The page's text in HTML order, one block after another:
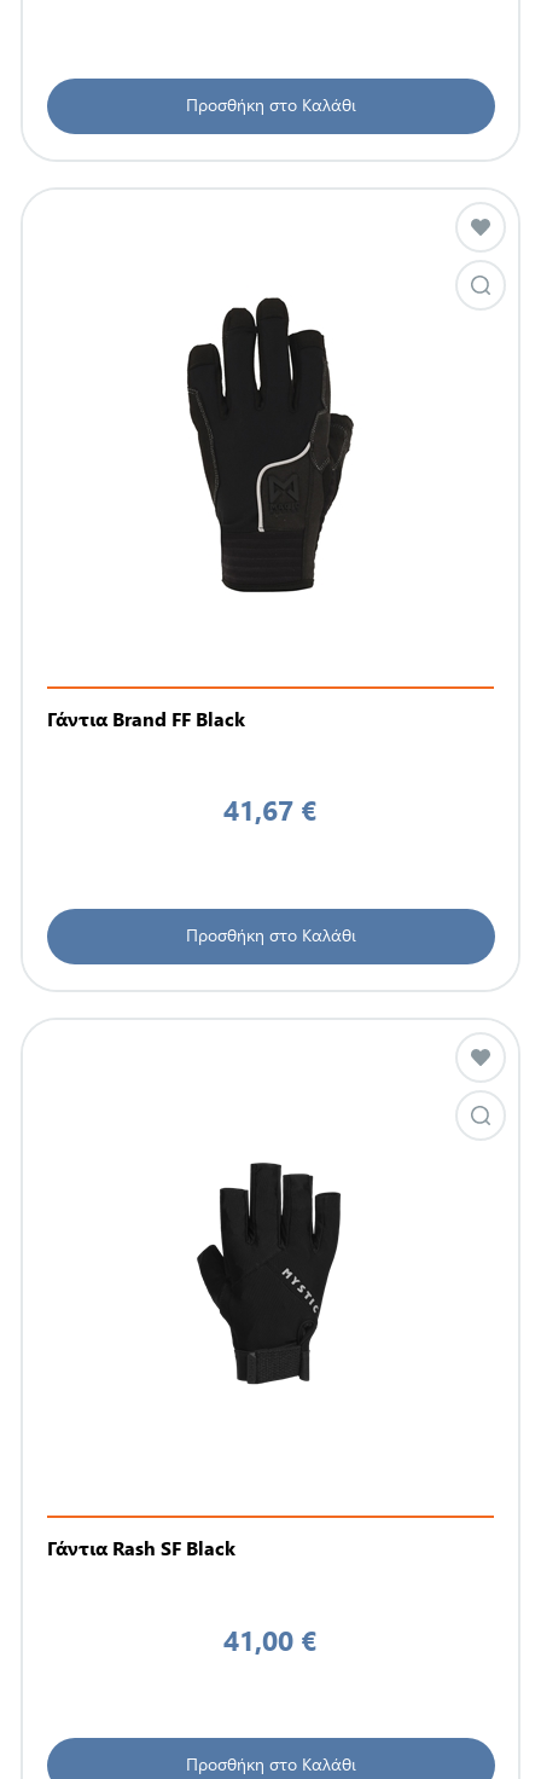
Προσθήκη στο Καλάθι
Γάντια Brand FF Black
41,67 €
Προσθήκη στο Καλάθι
Γάντια Rash SF Black
41,00 €
Προσθήκη στο Καλάθι